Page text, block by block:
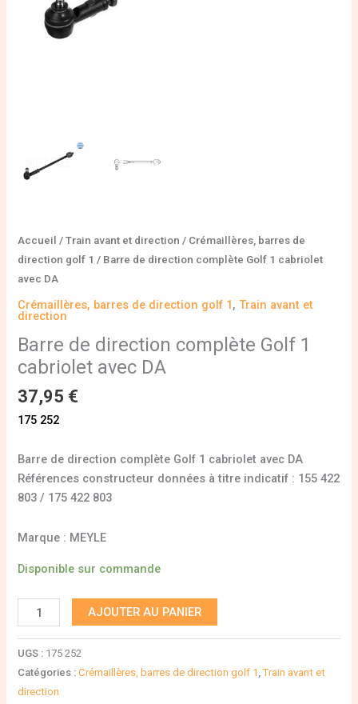
Accueil /Train avant et direction / Crémaillères, barres de
direction golf 1 / Barre de direction complète Golf 1 cabriolet
avec DA
Crémaillères, barres de direction golf 1,Train avant et
direction
Barre de direction complète Golf 1
cabriolet avec DA
37,95 €
175 252
Barre de direction complète Golf 1 cabriolet avec DA
Références constructeur données à titre indicatif : 155 422
803 / 175 422 803
Marque : MEYLE
Disponible sur commande
AJOUTER AU PANIER
UGS : 175 252
Catégories :Crémaillères, barres de direction golf 1 ,Train avant et
direction